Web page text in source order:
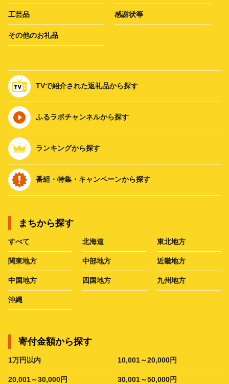
工芸品 感謝状等
その他のお礼品
TVで紹介された返礼品から探す
ふるラボチャンネルから探す
ランキングから探す
番組・特集・キャンペーンから探す
まちから探す
すべて 北海道 東北地方
関東地方 中部地方 近畿地方
中国地方 四国地方 九州地方
沖縄
寄付金額から探す
1万円以内 10,001～20,000円
20,001～30,000円 30,001～50,000円